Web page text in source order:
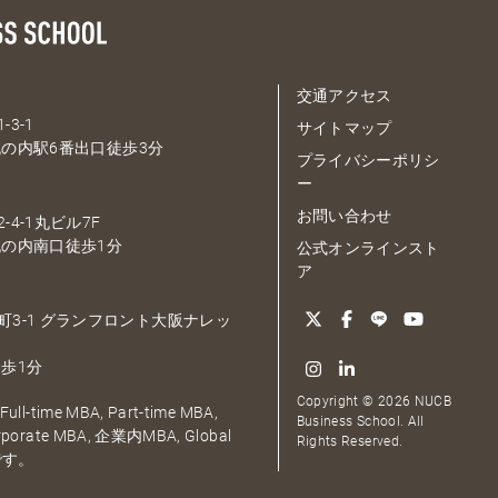
3-1
内駅6番出口徒歩3分
4-1丸ビル7F
内南口徒歩1分
3-1 グランフロント大阪ナレッ
1分
time MBA, Part-time MBA,
MBA, 企業内MBA, Global
。
交通アクセス
サイトマップ
プライバシーポリシ
ー
お問い合わせ
公式オンラインスト
ア
Copyright © 2026 NUCB
Business School. All
Rights Reserved.